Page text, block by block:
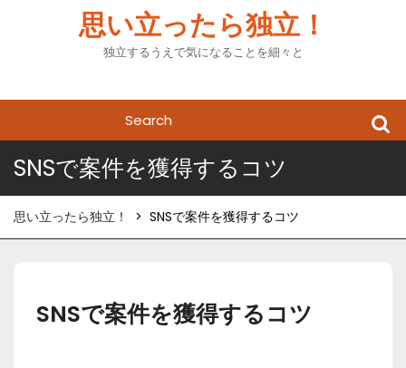
思い立ったら独立！
独立するうえで気になることを細々と
for:
SNSで案件を獲得するコツ
思い立ったら独立！ > SNSで案件を獲得するコツ
SNSで案件を獲得するコツ